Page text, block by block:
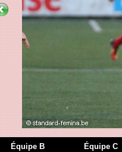
Équipe B Équipe C